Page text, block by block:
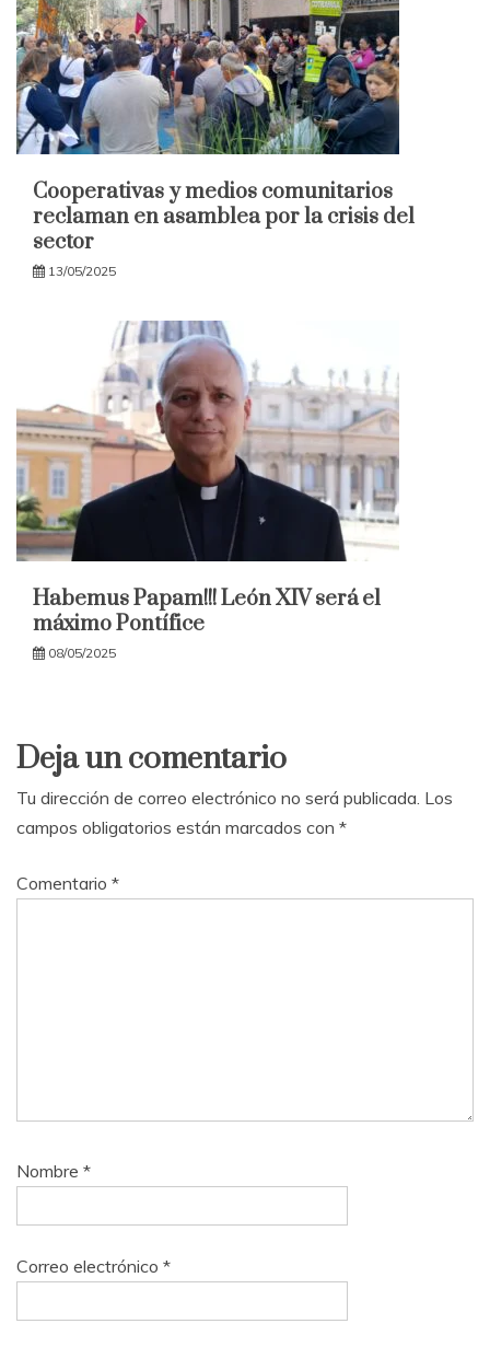
Cooperativas y medios comunitarios
reclaman en asamblea por la crisis del
sector
13/05/2025
Habemus Papam!!! León XIV será el
máximo Pontífice
08/05/2025
Deja un comentario
Tu dirección de correo electrónico no será publicada. Los
campos obligatorios están marcados con *
Comentario *
Nombre *
Correo electrónico *